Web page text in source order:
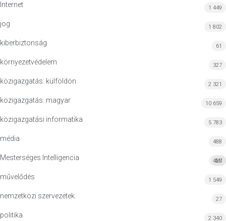
Internet 1 449
jog 1 802
kiberbiztonság 61
környezetvédelem 327
közigazgatás: külföldön 2 321
közigazgatás: magyar 10 659
közigazgatási informatika 5 783
média 488
Mesterséges Intelligencia MI
427
művelődés 1 549
nemzetközi szervezetek 27
politika 2 340